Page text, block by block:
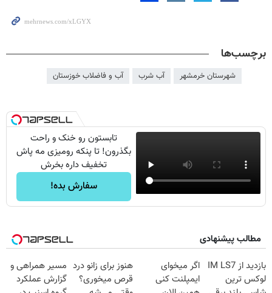
برچسب‌ها
شهرستان خرمشهر آب شرب آب و فاضلاب خوزستان
تابستون رو خنک و راحت
بگذرون! تا پنکه رومیزی مه پاش
تخفیف داره بخرش
سفارش بده!
مطالب پیشنهادی
بازدید از IM LS7
لوکس ترین
اگر میخوای
ایمپلنت کنی
هنوز برای زانو درد
قرص میخوری؟
مسیر همراهی و
گزارش عملکرد